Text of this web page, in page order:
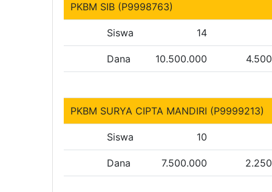
PKBM SIB (P9998763)
Siswa 14
Dana 10.500.000
PKBM SURYA CIPTA MANDIRI (P9999213)
Siswa 10
Dana 7.500.000